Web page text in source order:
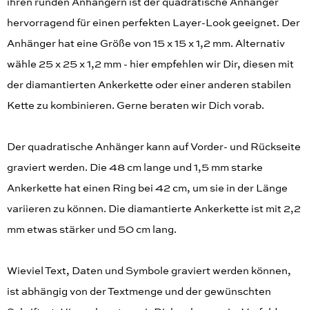
hervorragend für einen perfekten Layer-Look geeignet. Der
Anhänger hat eine Größe von 15 x 15 x 1,2 mm. Alternativ
wähle 25 x 25 x 1,2 mm - hier empfehlen wir Dir, diesen mit
der diamantierten Ankerkette oder einer anderen stabilen
Kette zu kombinieren. Gerne beraten wir Dich vorab.
Der quadratische Anhänger kann auf Vorder- und Rückseite
graviert werden. Die 48 cm lange und 1,5 mm starke
Ankerkette hat einen Ring bei 42 cm, um sie in der Länge
variieren zu können. Die diamantierte Ankerkette ist mit 2,2
mm etwas stärker und 50 cm lang.
Wieviel Text, Daten und Symbole graviert werden können,
ist abhängig von der Textmenge und der gewünschten